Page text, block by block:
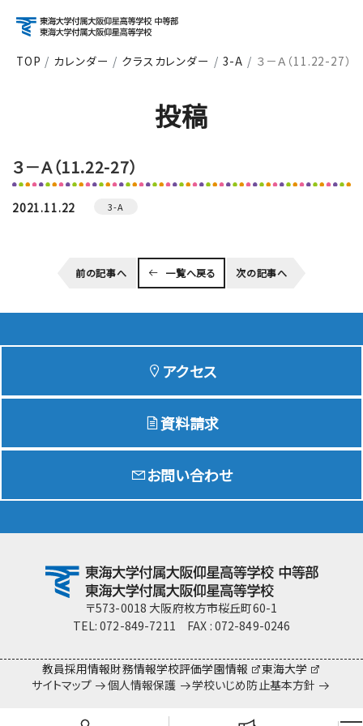
About
Course コース紹介
School Life 学校生活
Exam 入試情報サイト
team Gyosei team Gyosei
TOP カレンダー クラスカレンダー 3-A ３－Ａ（11.22-27）
投稿
３－Ａ（11.22-27）
2021.11.22 3-A
前の記事へ 一覧へ戻る 次の記事へ
アクセス
資料請求
お問い合わせ
〒573-0018 大阪府枚方市桜丘町60-1
TEL: 072-849-7211 FAX : 072-849-0246
教員採用情報財務情報学校評価学園情報
東海大学
サイトマップ
個人情報保護 学校いじめ防止基本方針